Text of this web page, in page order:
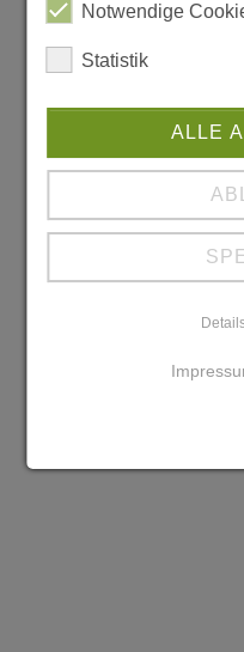
Notwendige
Statistik
ALLE